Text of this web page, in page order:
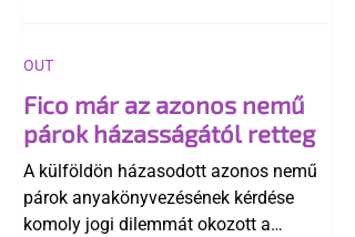
Fico már az azonos nemű
párok házasságától retteg
A külföldön házasodott azonos nemű
párok anyakönyvezésének kérdése
komoly jogi dilemmát okozott a
OUT